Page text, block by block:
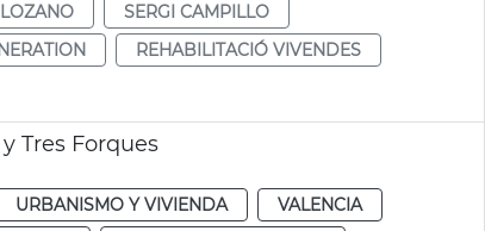
SERGI CAMPILLO
REHABILITACIÓ VIVENDES
Tres Forques
URBANISMO Y VIVIENDA
VALENCIA